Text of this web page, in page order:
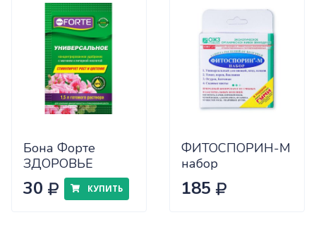
Бона Форте
ЗДОРОВЬЕ
универсальное
пакет 10 мл
30 КУПИТЬ
ФИТОСПОРИН-М
набор
185